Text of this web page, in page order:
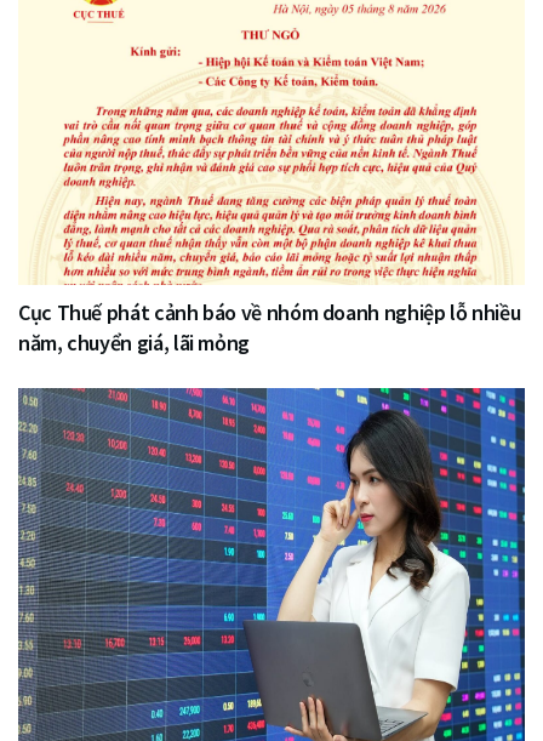
Cục Thuế phát cảnh báo về nhóm doanh nghiệp lỗ nhiều
năm, chuyển giá, lãi mỏng